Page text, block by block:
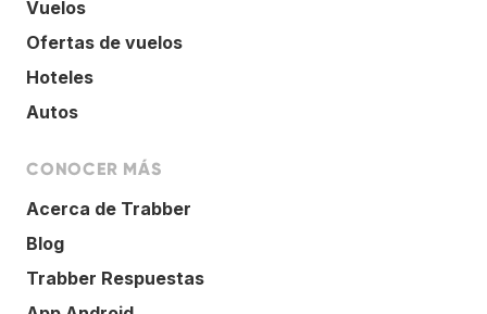
Vuelos
Ofertas de vuelos
Hoteles
Autos
CONOCER MÁS
Acerca de Trabber
Blog
Trabber Respuestas